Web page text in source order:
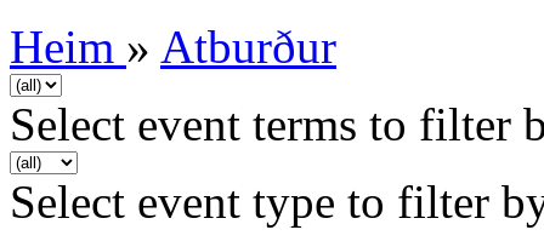
Heim » Atburður
Select event terms to filter
Select event type to filter